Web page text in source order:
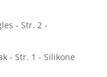
- Str. 2 -
- Str. 1 - Silikone